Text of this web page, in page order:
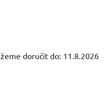
doručit do: 11.8.2026